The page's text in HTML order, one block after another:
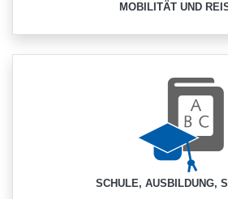
MOBILITÄT UND
SCHULE, AUSBILDUNG,